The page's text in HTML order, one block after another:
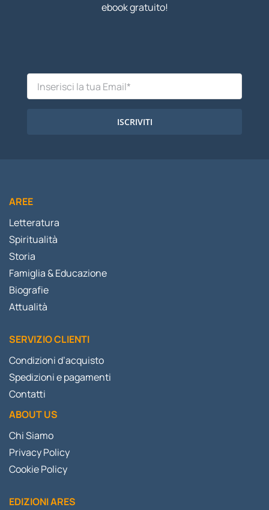
ebook gratuito!
ISCRIVITI
AREE
Letteratura
Spiritualità
Storia
Famiglia & Educazione
Biografie
Attualità
SERVIZIO CLIENTI
Condizioni d’acquisto
Spedizioni e pagamenti
Contatti
ABOUT US
Chi Siamo
Privacy Policy
Cookie Policy
EDIZIONI ARES